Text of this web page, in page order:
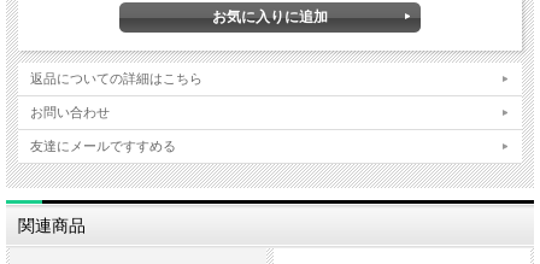
返品についての詳細はこちら
お問い合わせ
友達にメールですすめる
関連商品